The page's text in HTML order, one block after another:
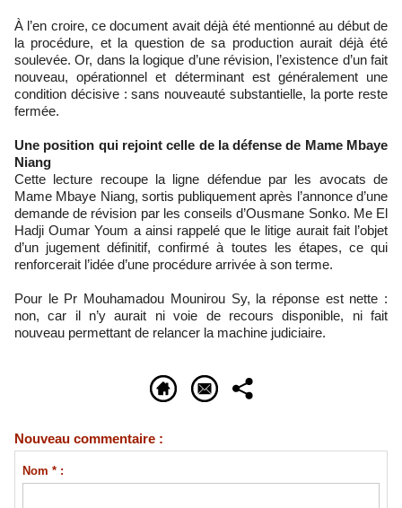
À l’en croire, ce document avait déjà été mentionné au début de
la procédure, et la question de sa production aurait déjà été
soulevée. Or, dans la logique d’une révision, l’existence d’un fait
nouveau, opérationnel et déterminant est généralement une
condition décisive : sans nouveauté substantielle, la porte reste
fermée.
Une position qui rejoint celle de la défense de Mame Mbaye
Niang
Cette lecture recoupe la ligne défendue par les avocats de
Mame Mbaye Niang, sortis publiquement après l’annonce d’une
demande de révision par les conseils d’Ousmane Sonko. Me El
Hadji Oumar Youm a ainsi rappelé que le litige aurait fait l’objet
d’un jugement définitif, confirmé à toutes les étapes, ce qui
renforcerait l’idée d’une procédure arrivée à son terme.
Pour le Pr Mouhamadou Mounirou Sy, la réponse est nette :
non, car il n’y aurait ni voie de recours disponible, ni fait
nouveau permettant de relancer la machine judiciaire.
Nouveau commentaire :
Nom * :